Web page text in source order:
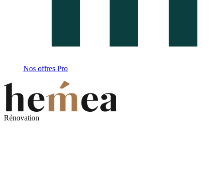
Nos offres Pro
Rénovation